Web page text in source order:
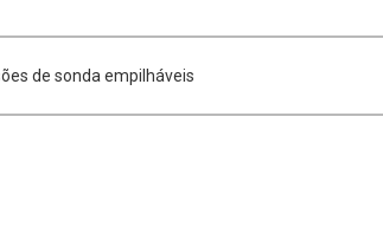
de sonda empilháveis